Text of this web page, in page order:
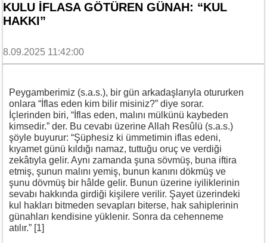
KULU İFLASA GÖTÜREN GÜNAH: “KUL
HAKKI”
8.09.2025 11:42:00
Peygamberimiz (s.a.s.), bir gün arkadaşlarıyla otururken
onlara “İflas eden kim bilir misiniz?” diye sorar.
İçlerinden biri, “İflas eden, malını mülkünü kaybeden
kimsedir.” der. Bu cevabı üzerine Allah Resûlü (s.a.s.)
şöyle buyurur: “Şüphesiz ki ümmetimin iflas edeni,
kıyamet günü kıldığı namaz, tuttuğu oruç ve verdiği
zekâtıyla gelir. Aynı zamanda şuna sövmüş, buna iftira
etmiş, şunun malını yemiş, bunun kanını dökmüş ve
şunu dövmüş bir hâlde gelir. Bunun üzerine iyiliklerinin
sevabı hakkında girdiği kişilere verilir. Şayet üzerindeki
kul hakları bitmeden sevapları biterse, hak sahiplerinin
günahları kendisine yüklenir. Sonra da cehenneme
atılır.” [1]